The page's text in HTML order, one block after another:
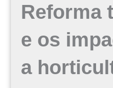
Reforma
e os
a